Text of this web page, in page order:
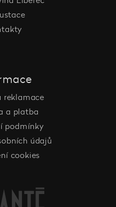
reklamace
a platba
podmínky
údajů
cookies